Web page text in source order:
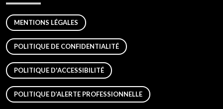
MENTIONS LÉGALES
POLITIQUE DE CONFIDENTIALITÉ
POLITIQUE D'ACCESSIBILITÉ
POLITIQUE D’ALERTE PROFESSIONNELLE